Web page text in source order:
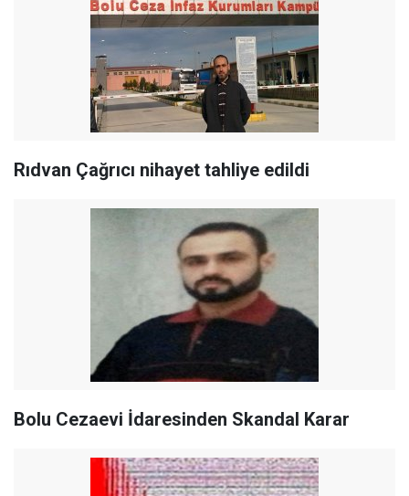
Rıdvan Çağrıcı nihayet tahliye edildi
Bolu Cezaevi İdaresinden Skandal Karar